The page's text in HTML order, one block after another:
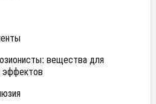
вещества для
эффектов